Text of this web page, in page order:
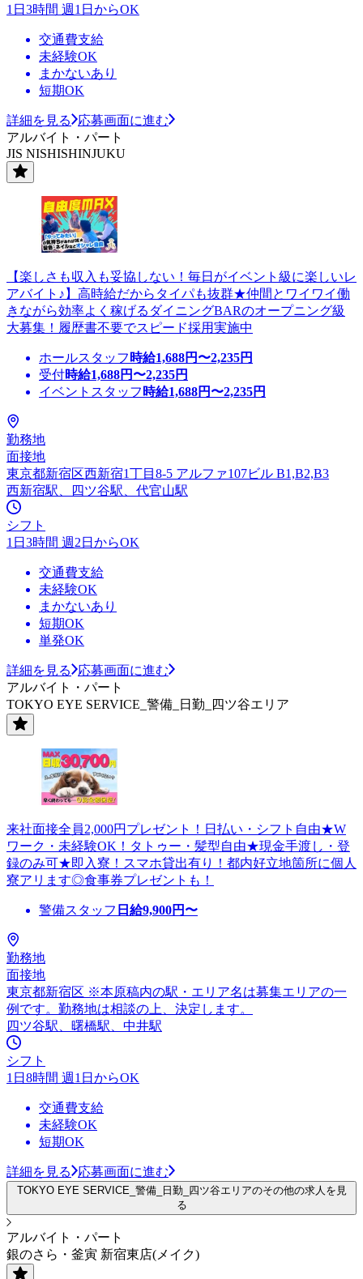
1日3時間 週1日からOK
交通費支給
未経験OK
まかないあり
短期OK
詳細を見る
応募画面に進む
アルバイト・パート
JIS NISHISHINJUKU
【楽しさも収入も妥協しない！毎日がイベント級に楽しいレ
アバイト♪】高時給だからタイパも抜群★仲間とワイワイ働
きながら効率よく稼げるダイニングBARのオープニング級
大募集！履歴書不要でスピード採用実施中
ホールスタッフ 時給1,688円〜2,235円
受付時給1,688円〜2,235円
イベントスタッフ 時給1,688円〜2,235円
勤務地
面接地
東京都新宿区西新宿1丁目8-5 アルファ107ビル B1,B2,B3
西新宿駅、四ツ谷駅、代官山駅
シフト
1日3時間 週2日からOK
交通費支給
未経験OK
まかないあり
短期OK
単発OK
詳細を見る
応募画面に進む
アルバイト・パート
TOKYO EYE SERVICE_警備_日勤_四ツ谷エリア
来社面接全員2,000円プレゼント！日払い・シフト自由★W
ワーク・未経験OK！タトゥー・髪型自由★現金手渡し・登
録のみ可★即入寮！スマホ貸出有り！都内好立地箇所に個人
寮アリます◎食事券プレゼントも！
警備スタッフ 日給9,900円〜
勤務地
面接地
東京都新宿区 ※本原稿内の駅・エリア名は募集エリアの一
例です。勤務地は相談の上、決定します。
四ツ谷駅、曙橋駅、中井駅
シフト
1日8時間 週1日からOK
交通費支給
未経験OK
短期OK
詳細を見る 応募画面に進む
TOKYO EYE SERVICE_警備_日勤_四ツ谷エリアのその他の求人を見
る
アルバイト・パート
銀のさら・釜寅 新宿東店(メイク)